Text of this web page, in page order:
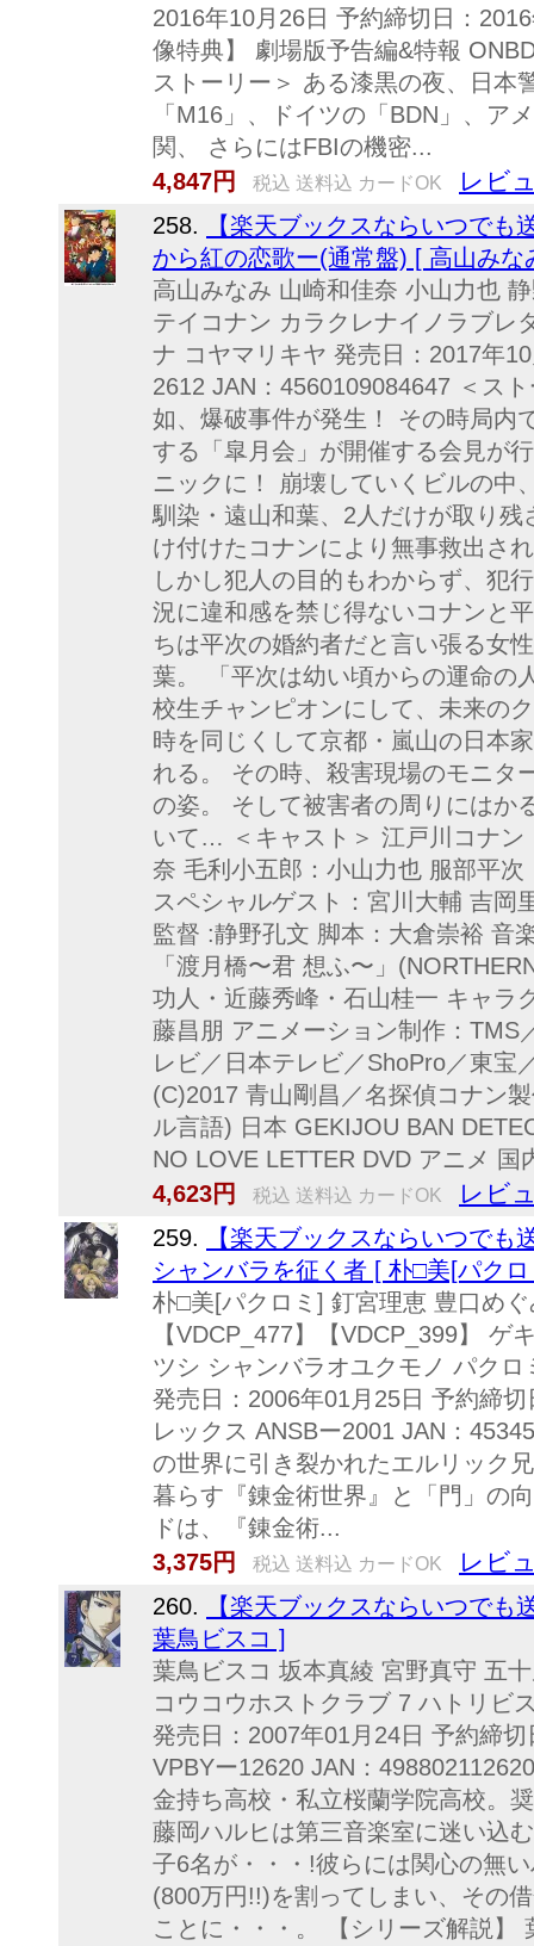
2016年10月26日 予約締切日：
像特典】 劇場版予告編&特報
ストーリー＞ ある漆黒の夜、日本
「M16」、ドイツの「BDN」、ア
関、 さらにはFBIの機密...
4,847円
税込 送料込 カードOK レビ
258.
【楽天ブックスならいつで
から紅の恋歌ー(通常盤) [ 高山みな
高山みなみ 山崎和佳奈 小山力也
テイコナン カラクレナイノラブレ
ナ コヤマリキヤ 発売日：2017年
2612 JAN：4560109084647 ＜ス
如、爆破事件が発生！ その時局内
する「皐月会」が開催する会見が
ニックに！ 崩壊していくビルの中
馴染・遠山和葉、2人だけが取り
け付けたコナンにより無事救出さ
しかし犯人の目的もわからず、犯
況に違和感を禁じ得ないコナンと
ちは平次の婚約者だと言い張る女
葉。 「平次は幼い頃からの運命の
校生チャンピオンにして、未来の
時を同じくして京都・嵐山の日本
れる。 その時、殺害現場のモニタ
の姿。 そして被害者の周りにはか
いて… ＜キャスト＞ 江戸川コナン
奈 毛利小五郎：小山力也 服部平
スペシャルゲスト：宮川大輔 吉岡
監督 :静野孔文 脚本：大倉崇裕 音
「渡月橋〜君 想ふ〜」
功人・近藤秀峰・石山桂一 キャラ
藤昌朋 アニメーション制作：TMS
レビ／日本テレビ／ShoPro／東宝
(C)2017 青山剛昌／名探偵コナン
ル言語) 日本 GEKIJOU BAN
NO LOVE LETTER DVD アニメ 国
4,623円
税込 送料込 カードOK レビ
259.
【楽天ブックスならいつで
シャンバラを征く者 [ 朴□美[パク
朴□美[パクロミ] 釘宮理恵 豊口め
【VDCP_477】【VDCP_399】
ツシ シャンバラオユクモノ パク
発売日：2006年01月25日 予約締
レックス ANSBー2001 JAN：
の世界に引き裂かれたエルリック
暮らす『錬金術世界』と「門」の
ドは、『錬金術...
3,375円
税込 送料込 カードOK レビ
260.
【楽天ブックスならいつで
葉鳥ビスコ ]
葉鳥ビスコ 坂本真綾 宮野真守 五
コウコウホストクラブ 7 ハトリビ
発売日：2007年01月24日 予約締
VPBYー12620 JAN：
金持ち高校・私立桜蘭学院高校。
藤岡ハルヒは第三音楽室に迷い込
子6名が・・・!彼らには関心の無
(800万円!!)を割ってしまい、その
ことに・・・。 【シリーズ解説】